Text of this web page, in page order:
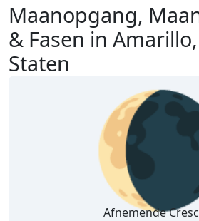
Maanopgang,
& Fasen in
Staten
Afnemende